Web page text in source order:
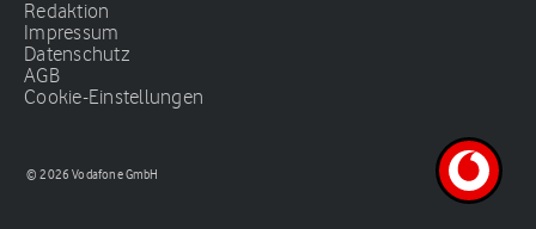
Redaktion
Impressum
Datenschutz
AGB
Cookie-Einstellungen
© 2026 Vodafone GmbH